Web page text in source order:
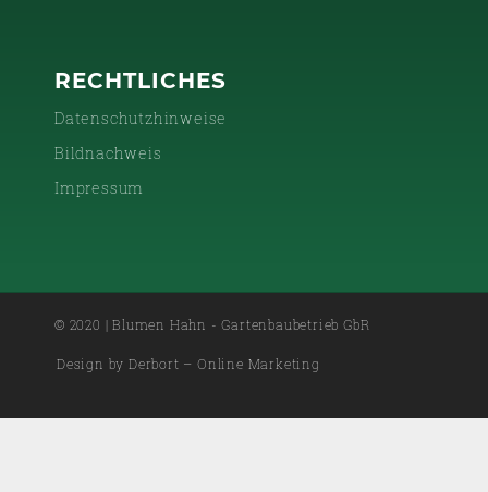
RECHTLICHES
Datenschutzhinweise
Bildnachweis
Impressum
© 2020 | Blumen Hahn - Gartenbaubetrieb GbR
Design by Derbort – Online Marketing